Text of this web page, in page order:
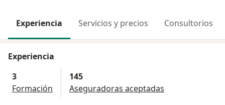
Experiencia Servicios y precios Consultorios
Experiencia
3
Formación
145
Aseguradoras aceptadas